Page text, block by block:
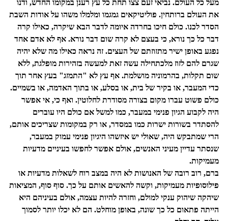
מעל כל העולם. נביאי זעם צצו תחת כל עץ רענן במקומו החדש, ודנו
את העולם ברותחין. פוליטיקאים גמגמו ומלמלו משהו על אודות השבת
הסדר לכנו. כולם חיכו בחרדה איומה לדבר הבא שיקרה, כאילו קרה
דבר כל כך נורא, כי בעצם לא קרה שום דבר נורא. אף לא אדם אחד
נפגע באופן ישיר מתזוזתם של העצים. זה נראה כאילו מה שלא יהיה
שגרם להם לזוז מלכתחילה עשה זאת למעשה בזהירות מופלגת, ללא
שום תקלות, בהרמוניה מושלמת. אף עץ לא "התמזג" בעץ אחר תוך
כדי המעבר, או בקיר של בית, או בסלע, או בתוך האדמה, או בשמיים.
כולם פשוט עברו מקום בצורה מסודרת לחלוטין. ואף כי, אי אפשר
היה לקבוע הגיון פנימי במעבר, כמו למשל אם כולם היו עוברים
להסתדר בשורות ישרות כמו במסדר, או רק במקומות שצריכים אותם,
הרי שמתבקש היה, שאולי יש איזשהו היגיון פנימי עמוק במעבר,
שנסתר עדיין מעיני האנשים, אולם אפשר לחפשו בעיניים מדעיות
מעמיקות.
ברם, רוב רובה של האנושות לא היה במצב רוח לשאלות מדעיות או
פילוסופיות מעמיקות, וקשה להאשים אותם על כך. סוף סוף, המציאות
שיהקה שיהוק ענקי למולם, וחזרה להיות עצמה, אולם בעיניהם היא
הייתה פתאום כל כך שונה, באופן מוחלט. הם לא יכלו יותר לסמוך